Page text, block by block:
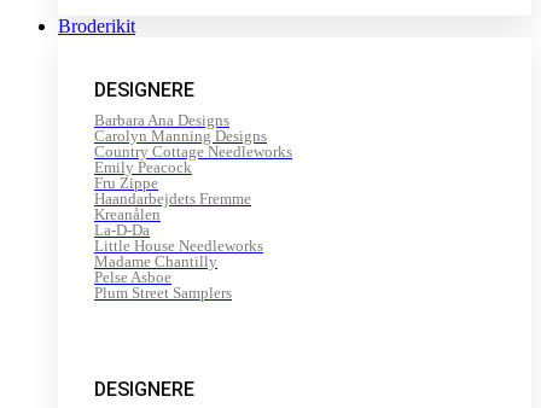
Broderikit
DESIGNERE
Barbara Ana Designs
Carolyn Manning Designs
Country Cottage Needleworks
Emily Peacock
Fru Zippe
Haandarbejdets Fremme
Kreanålen
La-D-Da
Little House Needleworks
Madame Chantilly
Pelse Asboe
Plum Street Samplers
DESIGNERE